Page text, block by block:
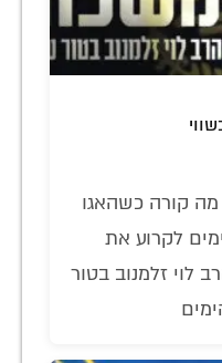
קורה כשהאגו
לקרוע את
לוי זלמנוב בטור